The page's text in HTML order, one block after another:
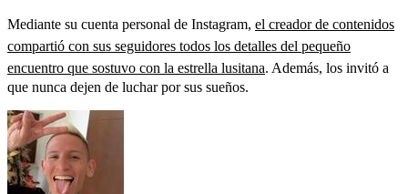
Mediante su cuenta personal de Instagram, el creador de contenidos
compartió con sus seguidores todos los detalles del pequeño
encuentro que sostuvo con la estrella lusitana. Además, los invitó a
que nunca dejen de luchar por sus sueños.